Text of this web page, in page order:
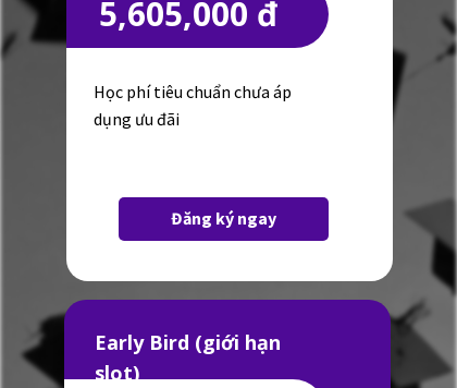
5,605,000 đ
Học phí tiêu chuẩn chưa áp
dụng ưu đãi
Đăng ký ngay
Early Bird (giới hạn
slot)